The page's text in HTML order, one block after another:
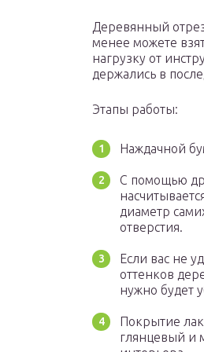
Деревянный
менее можете
нагрузку от
держались в
Этапы работы:
Наждачной
С помощью
диаметр
отверстия.
Если вас не
оттенков
нужно будет
Покрытие
глянцевый и